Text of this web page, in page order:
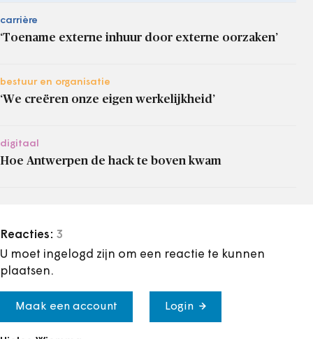
carrière
‘Toename externe inhuur door externe oorzaken’
bestuur en organisatie
‘We creëren onze eigen werkelijkheid’
digitaal
Hoe Antwerpen de hack te boven kwam
Reacties: 3
U moet ingelogd zijn om een reactie te kunnen
plaatsen.
Maak een account Login